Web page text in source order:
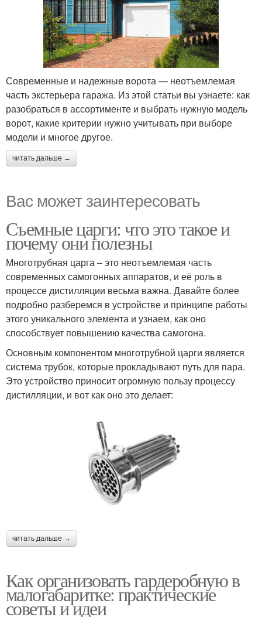
Современные и надежные ворота — неотъемлемая
часть экстерьера гаража. Из этой статьи вы узнаете: как
разобраться в ассортименте и выбрать нужную модель
ворот, какие критерии нужно учитывать при выборе
модели и многое другое.
читать дальше →
Вас может заинтересовать
Съемные царги: что это такое и
почему они полезны
Многотрубная царга – это неотъемлемая часть
современных самогонных аппаратов, и её роль в
процессе дистилляции весьма важна. Давайте более
подробно разберемся в устройстве и принципе работы
этого уникального элемента и узнаем, как оно
способствует повышению качества самогона.
Основным компонентом многотрубной царги является
система трубок, которые прокладывают путь для пара.
Это устройство приносит огромную пользу процессу
дистилляции, и вот как оно это делает:
читать дальше →
Как организовать гардеробную в
малогабаритке: практические
советы и идеи